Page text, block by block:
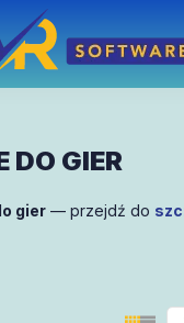
DO GIER
gier — przejdź do